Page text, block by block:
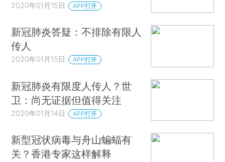
2020年01月15日 APP打开
新冠肺炎答疑：不排除有限人
传人
2020年01月15日 APP打开
新冠肺炎有限度人传人？世
卫：尚无证据但值得关注
2020年01月14日 APP打开
新型冠状病毒与舟山蝙蝠有
关？香港专家这样解释